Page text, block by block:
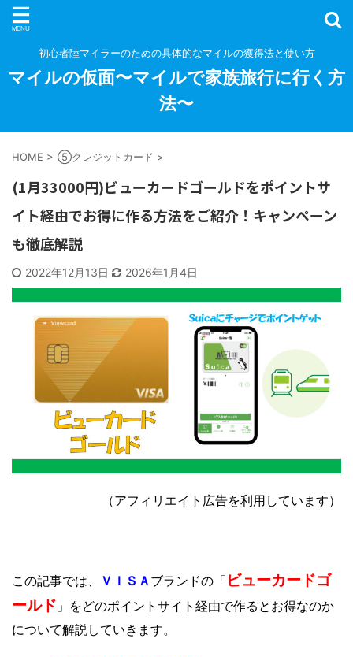
初心者陸マイラーのための具体的なマイルの獲得法と使い方
マイルの仮面〜マイルで家族旅行に行く方
法〜
HOME > ⑤クレジットカード >
(1月33000円)ビューカードゴールドをポイントサ
イト経由でお得に作る方法をご紹介！キャンペーン
も徹底解説
2022年12月13日 2026年1月4日
（アフィリエイト広告を利用しています）
この記事では、 ＶＩＳＡ ブランドの「 ビューカードゴ
ールド 」をどのポイントサイト経由で作るとお得なのか
について解説していきます。